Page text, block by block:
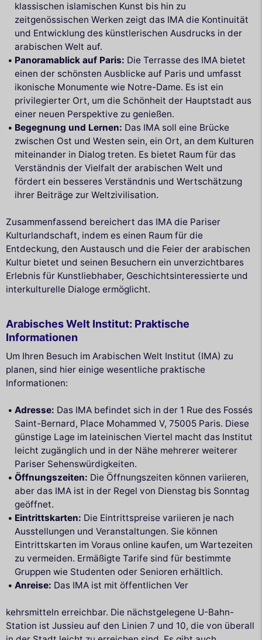
klassischen islamischen Kunst bis hin zu
zeitgenössischen Werken zeigt das IMA die Kontinuität
und Entwicklung des künstlerischen Ausdrucks in der
arabischen Welt auf.
Panoramablick auf Paris: Die Terrasse des IMA bietet
einen der schönsten Ausblicke auf Paris und umfasst
ikonische Monumente wie Notre-Dame. Es ist ein
privilegierter Ort, um die Schönheit der Hauptstadt aus
einer neuen Perspektive zu genießen.
Begegnung und Lernen: Das IMA soll eine Brücke
zwischen Ost und Westen sein, ein Ort, an dem Kulturen
miteinander in Dialog treten. Es bietet Raum für das
Verständnis der Vielfalt der arabischen Welt und
fördert ein besseres Verständnis und Wertschätzung
ihrer Beiträge zur Weltzivilisation.
Zusammenfassend bereichert das IMA die Pariser
Kulturlandschaft, indem es einen Raum für die
Entdeckung, den Austausch und die Feier der arabischen
Kultur bietet und seinen Besuchern ein unverzichtbares
Erlebnis für Kunstliebhaber, Geschichtsinteressierte und
interkulturelle Dialoge ermöglicht.
Arabisches Welt Institut: Praktische
Informationen
Um Ihren Besuch im Arabischen Welt Institut (IMA) zu
planen, sind hier einige wesentliche praktische
Informationen:
Adresse: Das IMA befindet sich in der 1 Rue des Fossés
Saint-Bernard, Place Mohammed V, 75005 Paris. Diese
günstige Lage im lateinischen Viertel macht das Institut
leicht zugänglich und in der Nähe mehrerer weiterer
Pariser Sehenswürdigkeiten.
Öffnungszeiten: Die Öffnungszeiten können variieren,
aber das IMA ist in der Regel von Dienstag bis Sonntag
geöffnet.
Eintrittskarten: Die Eintrittspreise variieren je nach
Ausstellungen und Veranstaltungen. Sie können
Eintrittskarten im Voraus online kaufen, um Wartezeiten
zu vermeiden. Ermäßigte Tarife sind für bestimmte
Gruppen wie Studenten oder Senioren erhältlich.
Anreise: Das IMA ist mit öffentlichen Ver
kehrsmitteln erreichbar. Die nächstgelegene U-Bahn-
Station ist Jussieu auf den Linien 7 und 10, die von überall